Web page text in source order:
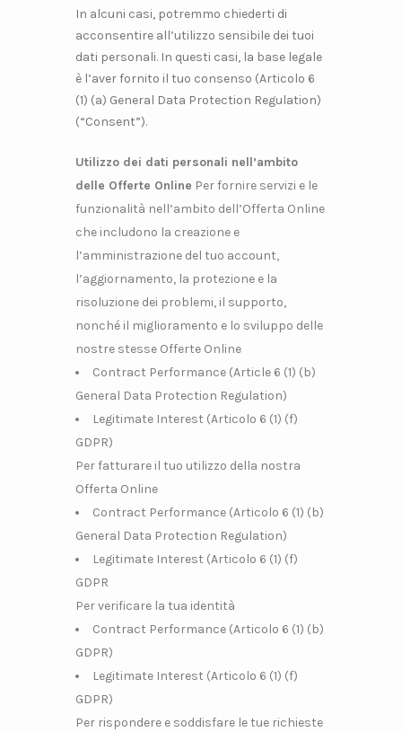
In alcuni casi, potremmo chiederti di
acconsentire all’utilizzo sensibile dei tuoi
dati personali. In questi casi, la base legale
è l’aver fornito il tuo consenso (Articolo 6
(1) (a) General Data Protection Regulation)
(“Consent”).
Utilizzo dei dati personali nell’ambito
delle Offerte Online Per fornire servizi e le
funzionalità nell’ambito dell’Offerta Online
che includono la creazione e
l’amministrazione del tuo account,
l’aggiornamento, la protezione e la
risoluzione dei problemi, il supporto,
nonché il miglioramento e lo sviluppo delle
nostre stesse Offerte Online
Contract Performance (Article 6 (1) (b)
General Data Protection Regulation)
Legitimate Interest (Articolo 6 (1) (f)
GDPR)
Per fatturare il tuo utilizzo della nostra
Offerta Online
Contract Performance (Articolo 6 (1) (b)
General Data Protection Regulation)
Legitimate Interest (Articolo 6 (1) (f)
GDPR
Per verificare la tua identità
Contract Performance (Articolo 6 (1) (b)
GDPR)
Legitimate Interest (Articolo 6 (1) (f)
GDPR)
Per rispondere e soddisfare le tue richieste